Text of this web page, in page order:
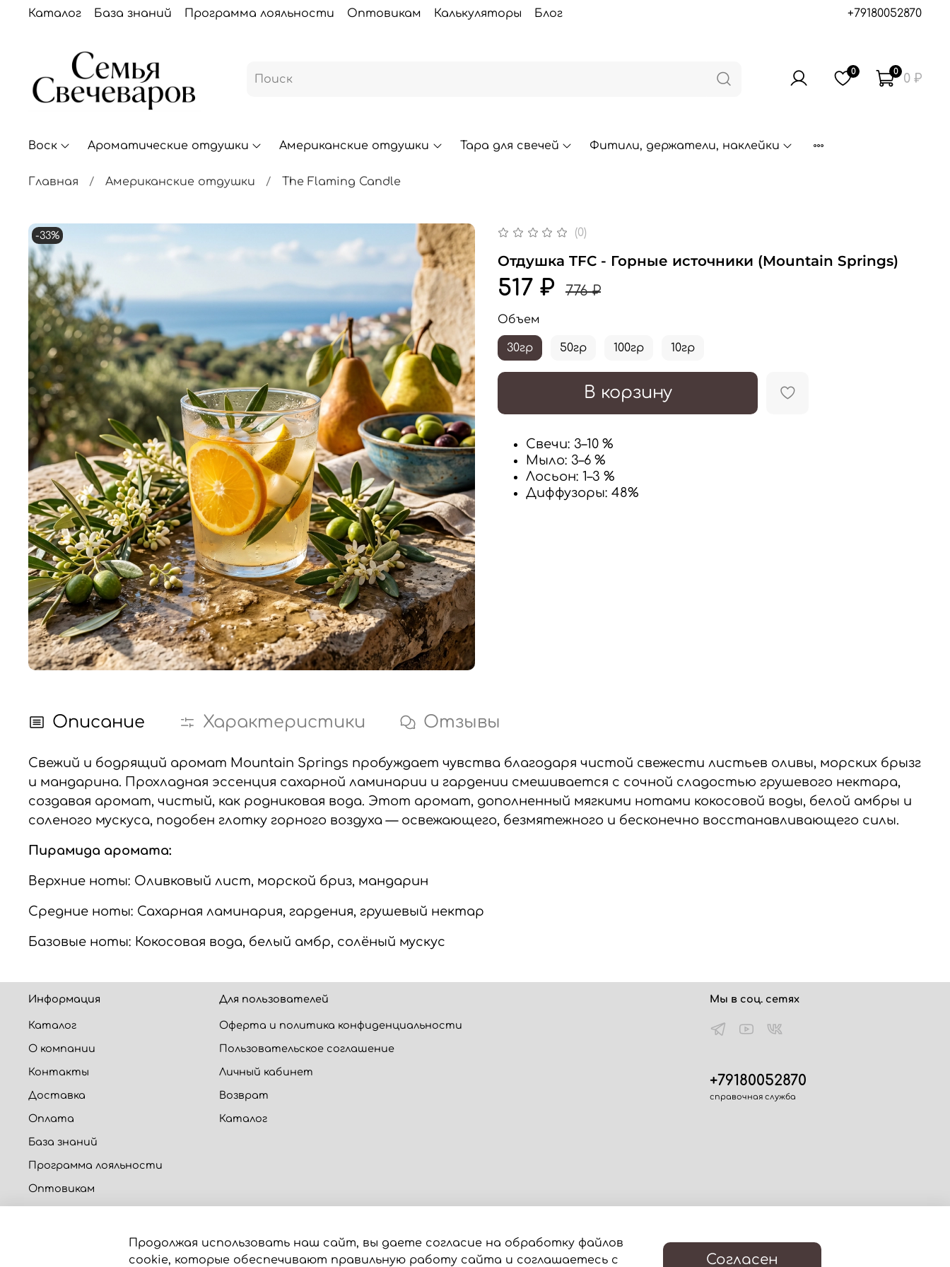
Каталог База знаний Программа лояльности Оптовикам Калькуляторы Блог +79180052870
0 0 0 ₽
Воск Ароматические отдушки Американские отдушки Тара для свечей Фитили, держатели, наклейки
Главная Американские отдушки The Flaming Candle
-33% (0)
Отдушка TFC - Горные источники (Mountain Springs)
517 ₽ 776 ₽
В корзину
Объем
30гр 50гр 100гр 10гр
Свечи: 3–10 %
Мыло: 3–6 %
Лосьон: 1–3 %
Диффузоры: 48%
Описание Характеристики Отзывы
Свежий и бодрящий аромат Mountain Springs пробуждает чувства благодаря чистой свежести листьев оливы, морских брызг
и мандарина. Прохладная эссенция сахарной ламинарии и гардении смешивается с сочной сладостью грушевого нектара,
создавая аромат, чистый, как родниковая вода. Этот аромат, дополненный мягкими нотами кокосовой воды, белой амбры и
соленого мускуса, подобен глотку горного воздуха — освежающего, безмятежного и бесконечно восстанавливающего силы.
Пирамида аромата:
Верхние ноты: Оливковый лист, морской бриз, мандарин
Средние ноты: Сахарная ламинария, гардения, грушевый нектар
Базовые ноты: Кокосовая вода, белый амбр, солёный мускус
Информация
Каталог
О компании
Контакты
Доставка
Оплата
База знаний
Программа лояльности
Оптовикам
Для пользователей
Оферта и политика конфиденциальности
Пользовательское соглашение
Личный кабинет
Возврат
Каталог
Мы в соц. сетях
+79180052870
справочная служба
Продолжая использовать наш сайт, вы даете согласие на обработку файлов
cookie, которые обеспечивают правильную работу сайта и соглашаетесь с
Согласен